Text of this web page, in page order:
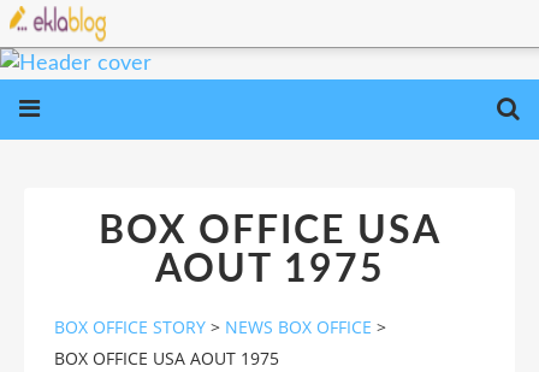
BOX OFFICE USA
AOUT 1975
BOX OFFICE STORY > NEWS BOX OFFICE >
BOX OFFICE USA AOUT 1975